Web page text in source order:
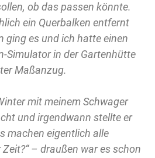
ob das passen könnte.
ein Querbalken entfernt
ging es und ich hatte einen
Simulator in der Gartenhütte
Maßanzug.
mit meinem Schwager
und irgendwann stellte er
machen eigentlich alle
– draußen war es schon